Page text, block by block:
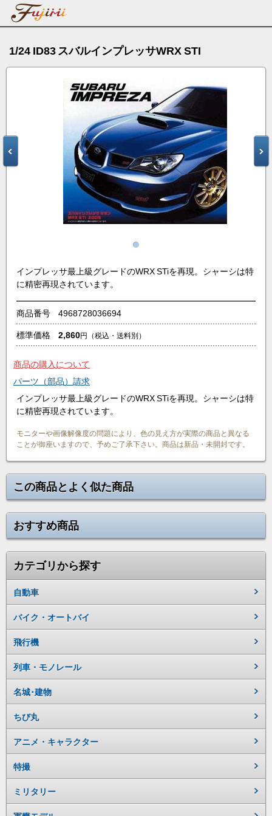
1/24 ID83 スバルインプレッサWRX STI
インプレッサ最上級グレードのWRX STiを再現。シャーシは特
に精密再現されています。
商品番号 4968728036694
標準価格 2,860円 （税込・送料別）
商品の購入について
パーツ（部品）請求
インプレッサ最上級グレードのWRX STiを再現。シャーシは特
に精密再現されています。
モニターや画像解像度の問題により、色の見え方が実際の商品と異なる
ことが御座いますので、予めご了承下さい。商品は新品・未開封です。
この商品とよく似た商品
おすすめ商品
カテゴリから探す
自動車
バイク・オートバイ
飛行機
列車・モノレール
名城･建物
ちび丸
アニメ・キャラクター
特撮
ミリタリー